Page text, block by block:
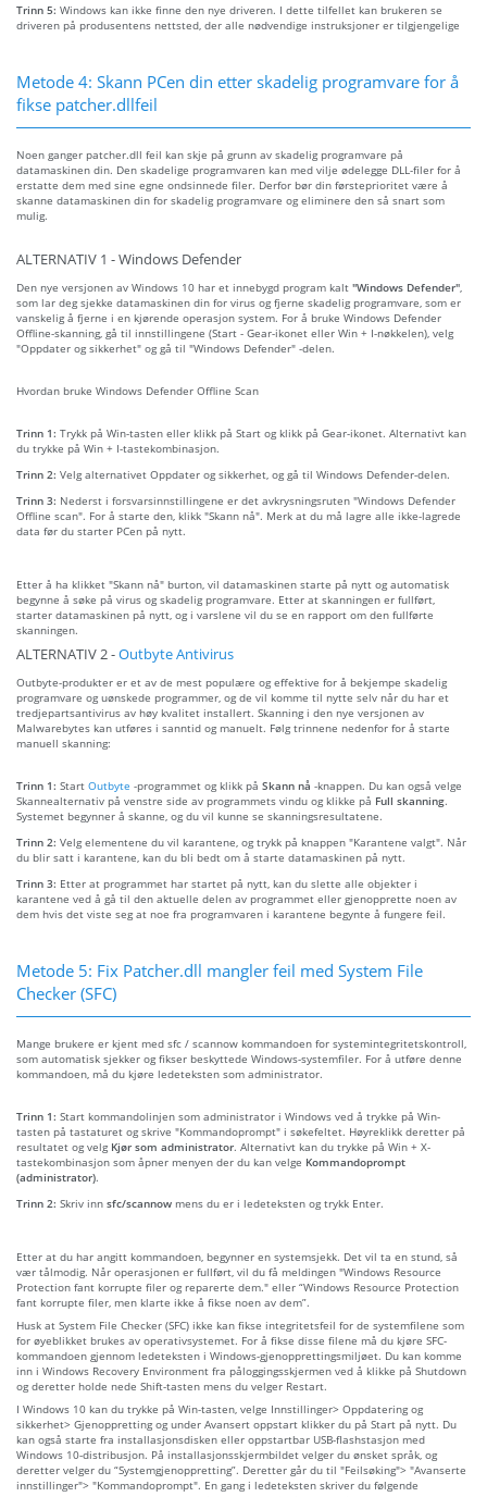
Trinn 5: Windows kan ikke finne den nye driveren. I dette tilfellet kan brukeren se
driveren på produsentens nettsted, der alle nødvendige instruksjoner er tilgjengelige
Metode 4: Skann PCen din etter skadelig programvare for å
fikse patcher.dllfeil
Noen ganger patcher.dll feil kan skje på grunn av skadelig programvare på
datamaskinen din. Den skadelige programvaren kan med vilje ødelegge DLL-filer for å
erstatte dem med sine egne ondsinnede filer. Derfor bør din førsteprioritet være å
skanne datamaskinen din for skadelig programvare og eliminere den så snart som
mulig.
ALTERNATIV 1 - Windows Defender
Den nye versjonen av Windows 10 har et innebygd program kalt "Windows Defender"
som lar deg sjekke datamaskinen din for virus og fjerne skadelig programvare, som er
vanskelig å fjerne i en kjørende operasjon system. For å bruke Windows Defender
Offline-skanning, gå til innstillingene (Start - Gear-ikonet eller Win + I-nøkkelen), velg
"Oppdater og sikkerhet" og gå til "Windows Defender" -delen.
Hvordan bruke Windows Defender Offline Scan
Trinn 1: Trykk på Win-tasten eller klikk på Start og klikk på Gear-ikonet. Alternativt kan
du trykke på Win + I-tastekombinasjon.
Trinn 2: Velg alternativet Oppdater og sikkerhet, og gå til Windows Defender-delen.
Trinn 3: Nederst i forsvarsinnstillingene er det avkrysningsruten "Windows Defender
Offline scan". For å starte den, klikk "Skann nå". Merk at du må lagre alle ikke-lagrede
data før du starter PCen på nytt.
Etter å ha klikket "Skann nå" burton, vil datamaskinen starte på nytt og automatisk
begynne å søke på virus og skadelig programvare. Etter at skanningen er fullført,
starter datamaskinen på nytt, og i varslene vil du se en rapport om den fullførte
skanningen.
ALTERNATIV 2 -Outbyte Antivirus
Outbyte-produkter er et av de mest populære og effektive for å bekjempe skadelig
programvare og uønskede programmer, og de vil komme til nytte selv når du har et
tredjepartsantivirus av høy kvalitet installert. Skanning i den nye versjonen av
Malwarebytes kan utføres i sanntid og manuelt. Følg trinnene nedenfor for å starte
manuell skanning:
Trinn 1: Start Outbyte -programmet og klikk på Skann nå -knappen. Du kan også velge
Skannealternativ på venstre side av programmets vindu og klikke på Full skanning.
Systemet begynner å skanne, og du vil kunne se skanningsresultatene.
Trinn 2: Velg elementene du vil karantene, og trykk på knappen "Karantene valgt". Når
du blir satt i karantene, kan du bli bedt om å starte datamaskinen på nytt.
Trinn 3: Etter at programmet har startet på nytt, kan du slette alle objekter i
karantene ved å gå til den aktuelle delen av programmet eller gjenopprette noen av
dem hvis det viste seg at noe fra programvaren i karantene begynte å fungere feil.
Metode 5: Fix Patcher.dll mangler feil med System File
Checker (SFC)
Mange brukere er kjent med sfc / scannow kommandoen for systemintegritetskontroll,
som automatisk sjekker og fikser beskyttede Windows-systemfiler. For å utføre denne
kommandoen, må du kjøre ledeteksten som administrator.
Trinn 1: Start kommandolinjen som administrator i Windows ved å trykke på Win-
tasten på tastaturet og skrive "Kommandoprompt" i søkefeltet. Høyreklikk deretter på
resultatet og velg Kjør som administrator. Alternativt kan du trykke på Win + X-
tastekombinasjon som åpner menyen der du kan velge Kommandoprompt
(administrator).
Trinn 2: Skriv inn sfc/scannow mens du er i ledeteksten og trykk Enter.
Etter at du har angitt kommandoen, begynner en systemsjekk. Det vil ta en stund, så
vær tålmodig. Når operasjonen er fullført, vil du få meldingen "Windows Resource
Protection fant korrupte filer og reparerte dem." eller “Windows Resource Protection
fant korrupte filer, men klarte ikke å fikse noen av dem”.
Husk at System File Checker (SFC) ikke kan fikse integritetsfeil for de systemfilene som
for øyeblikket brukes av operativsystemet. For å fikse disse filene må du kjøre SFC-
kommandoen gjennom ledeteksten i Windows-gjenopprettingsmiljøet. Du kan komme
inn i Windows Recovery Environment fra påloggingsskjermen ved å klikke på Shutdown
og deretter holde nede Shift-tasten mens du velger Restart.
I Windows 10 kan du trykke på Win-tasten, velge Innstillinger> Oppdatering og
sikkerhet> Gjenoppretting og under Avansert oppstart klikker du på Start på nytt. Du
kan også starte fra installasjonsdisken eller oppstartbar USB-flashstasjon med
Windows 10-distribusjon. På installasjonsskjermbildet velger du ønsket språk, og
deretter velger du “Systemgjenoppretting”. Deretter går du til "Feilsøking"> "Avanserte
innstillinger"> "Kommandoprompt". En gang i ledeteksten skriver du følgende